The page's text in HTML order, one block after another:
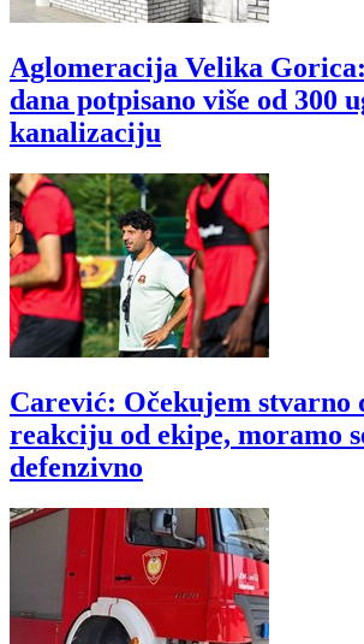
Aglomeracija Velika
dana potpisano više od 300
kanalizaciju
Carević: Očekujem stvarno
reakciju od ekipe, moramo
defenzivno